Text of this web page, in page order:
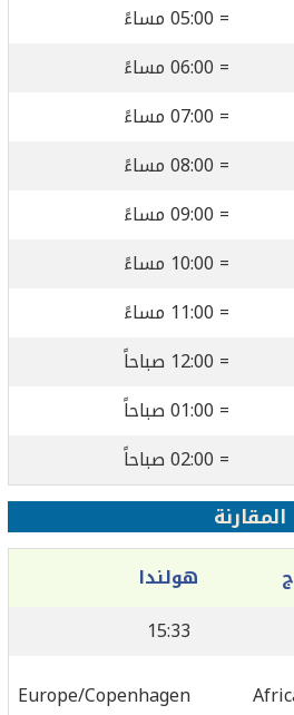
= 05:00 مساءً
= 06:00 مساءً
= 07:00 مساءً
= 08:00 مساءً
= 09:00 مساءً
= 10:00 مساءً
= 11:00 مساءً
= 12:00 صباحاً
= 01:00 صباحاً
= 02:00 صباحاً
المقارنة
هولندا
15:33
Europe/Copenhagen